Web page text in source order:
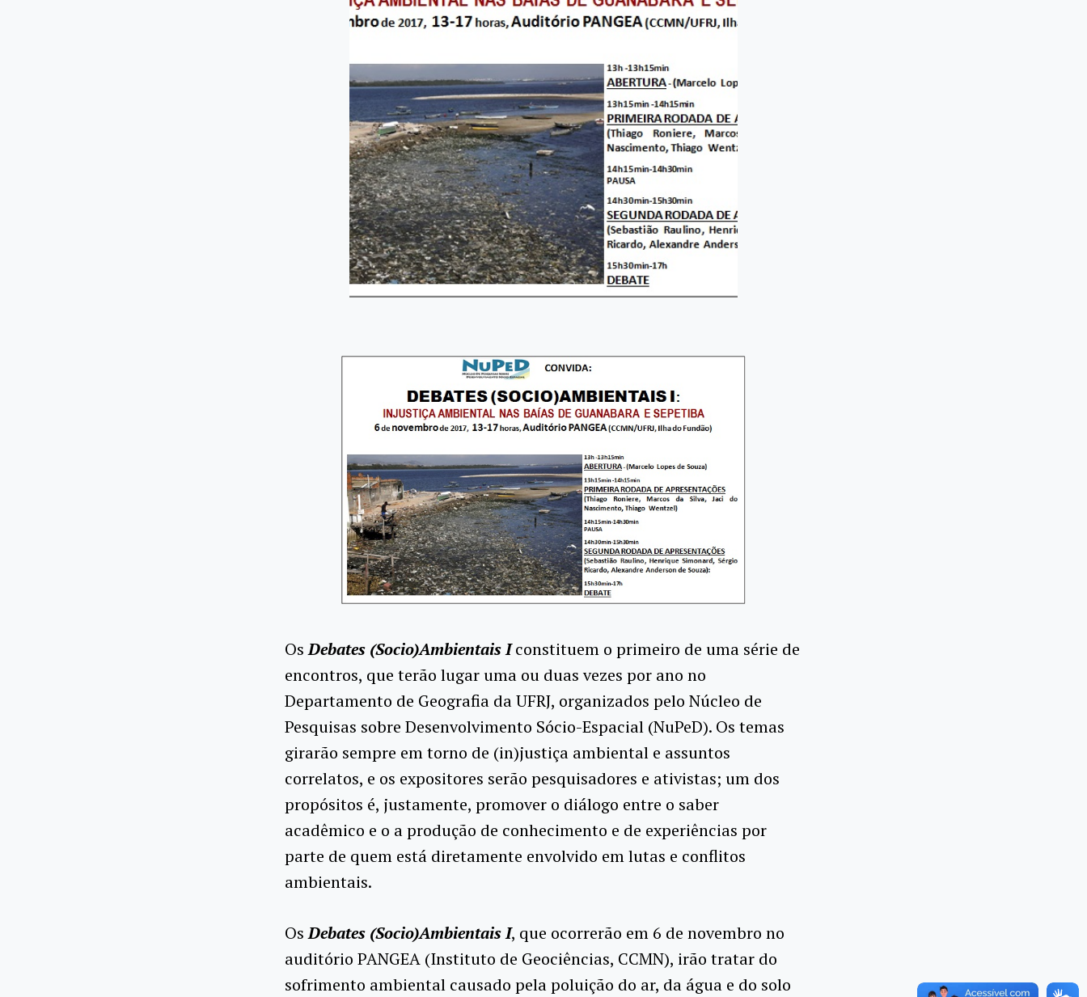
OsDebates (Socio)Ambientais Iconstituem o primeiro de uma série de
encontros, que terão lugar uma ou duas vezes por ano no
Departamento de Geografia da UFRJ, organizados pelo Núcleo de
Pesquisas sobre Desenvolvimento Sócio-Espacial (NuPeD). Os temas
girarão sempre em torno de (in)justiça ambiental e assuntos
correlatos, e os expositores serão pesquisadores e ativistas; um dos
propósitos é, justamente, promover o diálogo entre o saber
acadêmico e o a produção de conhecimento e de experiências por
parte de quem está diretamente envolvido em lutas e conflitos
ambientais.
OsDebates (Socio)Ambientais I, que ocorrerão em 6 de novembro no
auditório PANGEA (Instituto de Geociências, CCMN), irão tratar do
sofrimento ambiental causado pela poluição do ar, da água e do solo